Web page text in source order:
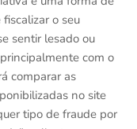
o seu
sentir lesado ou
com o
comparar as
no site
tipo de fraude por